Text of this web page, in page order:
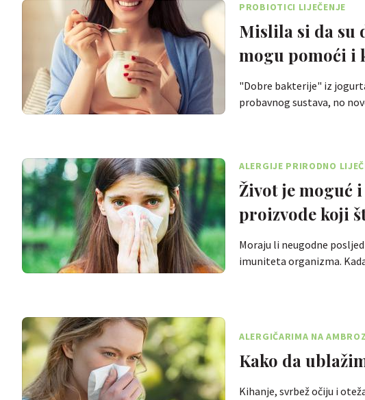
PROBIOTICI LIJEČENJE
Mislila si da su
mogu pomoći i
"Dobre bakterije" iz
probavnog sustava, no
ALERGIJE PRIRODNO
Život je moguć
proizvode koji
Moraju li neugodne
imuniteta organizma.
ALERGIČARIMA NA
Kako da
Kihanje, svrbež očiju i